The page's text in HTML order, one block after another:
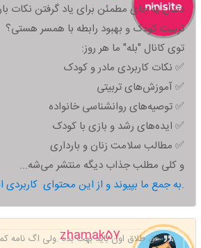
دنبال یه جای مطمئن برای یاد گرفتن نکات
تربیت کودک و بهبود رابطه با همسر هستی؟
توی کانال "بله" ما هر روز:
✅ نکات کاربردی مادر و کودک
✅ آموزش‌های تربیتی
✅ توصیه‌های روانشناسی خانواده
✅ ایده‌های رشد و بازی با کودک
✅ مطالب سلامت زنان و بارداری
و کلی مطلب جذاب دیگه منتشر می‌شه...
به جمع ما بپیوند و از این محتوای کاربردی استفاده کن.
zhamak57
حق طلاق اون باید بهت بده .ولی اگ نامه